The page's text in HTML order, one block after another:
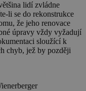
lidí zvládne
li se do rekonstrukce
že jeho renovace
úpravy vždy vyžadují
sloužící k
chyb, jež by později